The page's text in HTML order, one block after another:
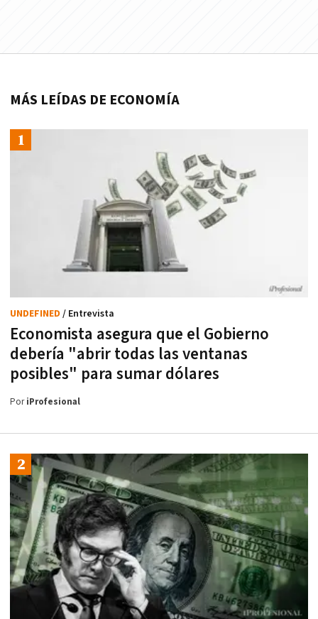
MÁS LEÍDAS DE ECONOMÍA
Economista asegura que el Gobierno
debería "abrir todas las ventanas
posibles" para sumar dólares
UNDEFINED / Entrevista
PoriProfesional